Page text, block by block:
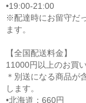
•19:00-21:00
※配達時にお留守だ
ます。
【全国配送料金】
11000円以上のお買
＊別送になる商品が
します。
•北海道：660円